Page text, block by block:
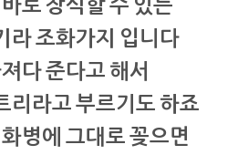
라 조화가지 입니다
다 준다고 해서
리라고 부르기도 하죠
병에 그대로 꽂으면